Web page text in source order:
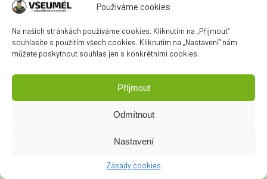
Používáme cookies
Na našich stránkách používáme cookies. Kliknutím na „Přijmout“
souhlasíte s použitím všech cookies. Kliknutím na „Nastavení“ nám
můžete poskytnout souhlas jen s konkrétními cookies.
Příjmout
Odmítnout
Nastavení
Zásady cookies
Porovnat ceny